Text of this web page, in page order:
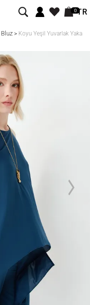
0TR
Bluz> Koyu Yeşil Yuvarlak Yaka